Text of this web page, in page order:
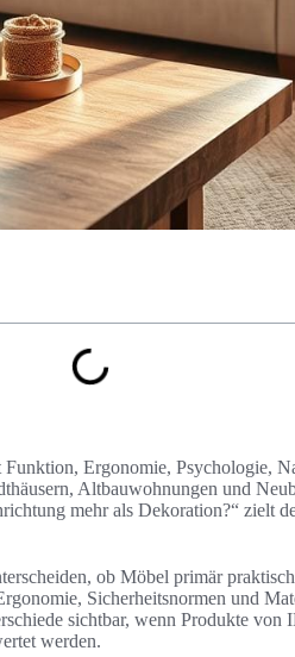
Ergonomie, Psychologie,
Altbauwohnungen und
mehr als Dekoration?“ zielt
ob Möbel primär
Sicherheitsnormen und
sichtbar, wenn Produkte
werden.